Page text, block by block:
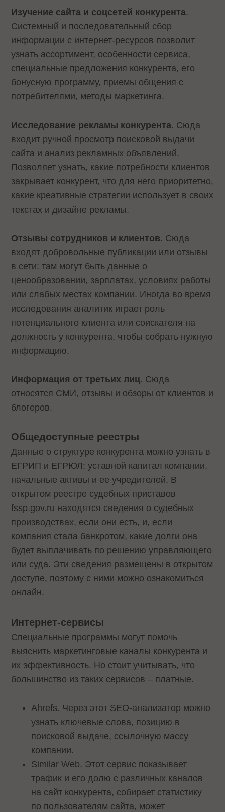
Изучение сайта и соцсетей конкурента.
Системный и последовательный сбор
информации с интернет-ресурсов позволит
узнать ассортимент, особенности сервиса,
специальные предложения конкурента, его
бонусную программу, приемы общения с
потребителями, методы маркетинга.
Исследование рекламы конкурента. Сюда
входит ручной просмотр поисковой выдачи
сайта и анализ рекламных объявлений.
Позволяет узнать, какие потребности клиентов
закрывает конкурент, что для него приоритетно,
какие креативные стратегии использует в своих
текстах и дизайне рекламы.
Отзывы сотрудников и клиентов. Сюда
входят добровольные публикации или отзывы
в сети: там могут быть данные о
ценообразовании, зарплатах, условиях работы
или слабых местах компании. Иногда во время
исследования аналитик играет роль
потенциального клиента или соискателя на
должность у конкурента, чтобы собрать нужную
информацию.
Информация от третьих лиц. Сюда
относятся СМИ, отзывы и обзоры от клиентов и
блогеров.
Общедоступные реестры
Данные о структуре конкурента можно узнать в
ЕГРИП и ЕГРЮЛ: уставной капитал компании,
начальные активы и ее учредителей. В
открытом реестре судебных приставов
fssp.gov.ru находятся сведения о судебных
производствах, если они есть, и, если
компания стала банкротом, какие долги она
будет выплачивать по решению управляющего
или суда. Эти сведения размещены в открытом
доступе, поэтому с ними можно ознакомиться
онлайн.
Интернет-сервисы
Специальные программы могут помочь
выяснить маркетинговые каналы конкурента и
их эффективность. Но стоит учитывать, что
большинство из таких сервисов – платные.
Ahrefs. Через этот SEO-анализатор можно
узнать ключевые слова, позицию в
поисковой выдаче, ссылочную массу
компании.
Similar Web. Этот сервис показывает
трафик и его долю с различных каналов
на сайт конкурента, собирает статистику
по пользователям сайта, может